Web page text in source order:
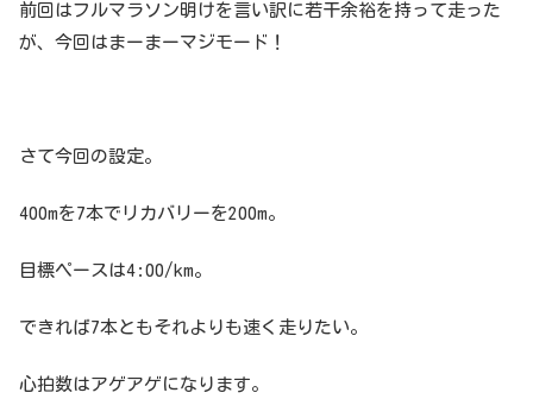
前回はフルマラソン明けを言い訳に若干余裕を持って走った
が、今回はまーまーマジモード！
さて今回の設定。
400mを7本でリカバリーを200m。
目標ペースは4:00/km。
できれば7本ともそれよりも速く走りたい。
心拍数はアゲアゲになります。